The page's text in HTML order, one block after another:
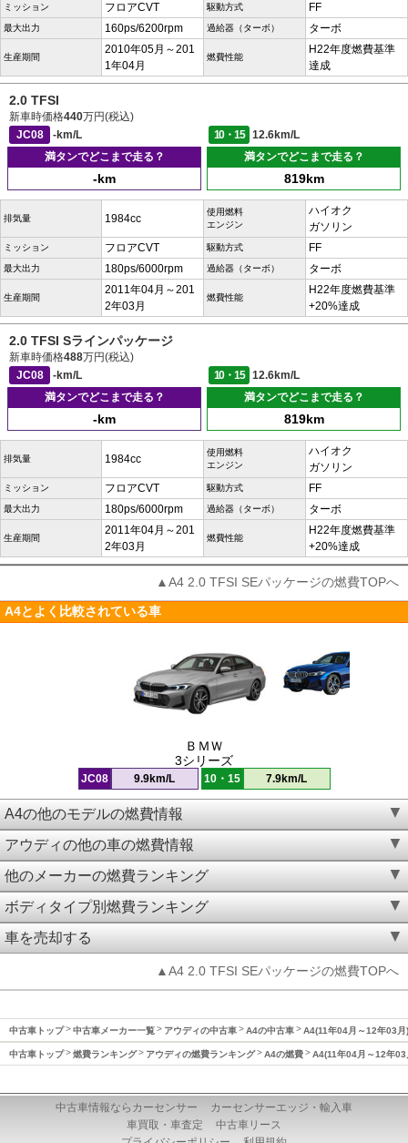
ミッション フロアCVT 駆動方式 FF
最大出力 160ps/6200rpm 過給器（ターボ） ターボ
生産期間
2010年05月～201
1年04月
燃費性能
H22年度燃費基準
達成
2.0 TFSI
新車時価格440万円(税込)
JC08
-km/L 10・15
12.6km/L
満タンでどこまで走る？
-km
満タンでどこまで走る？
819km
排気量 1984cc
使用燃料
エンジン
ハイオク
ガソリン
ミッション フロアCVT 駆動方式 FF
最大出力 180ps/6000rpm 過給器（ターボ） ターボ
生産期間
2011年04月～201
2年03月
燃費性能
H22年度燃費基準
+20%達成
2.0 TFSI Sラインパッケージ
新車時価格488万円(税込)
JC08
-km/L 10・15
12.6km/L
満タンでどこまで走る？
-km
満タンでどこまで走る？
819km
排気量 1984cc
使用燃料
エンジン
ハイオク
ガソリン
ミッション フロアCVT 駆動方式 FF
最大出力 180ps/6000rpm 過給器（ターボ） ターボ
生産期間
2011年04月～201
2年03月
燃費性能
H22年度燃費基準
+20%達成
▲A4 2.0 TFSI SEパッケージの燃費TOPへ
A4とよく比較されている車
ＢＭＷ
3シリーズ
JC08 9.9km/L 10・15 7.9km/L
A4の他のモデルの燃費情報
アウディの他の車の燃費情報
他のメーカーの燃費ランキング
ボディタイプ別燃費ランキング
車を売却する
▲A4 2.0 TFSI SEパッケージの燃費TOPへ
中古車トップ 中古車メーカー一覧 アウディの中古車 A4の中古車 A4(11年04月～12年03月
中古車トップ 燃費ランキング アウディの燃費ランキング A4の燃費 A4(11年04月～12年03
中古車情報ならカーセンサー
カーセンサーエッジ・輸入車
車買取・車査定
中古車リース